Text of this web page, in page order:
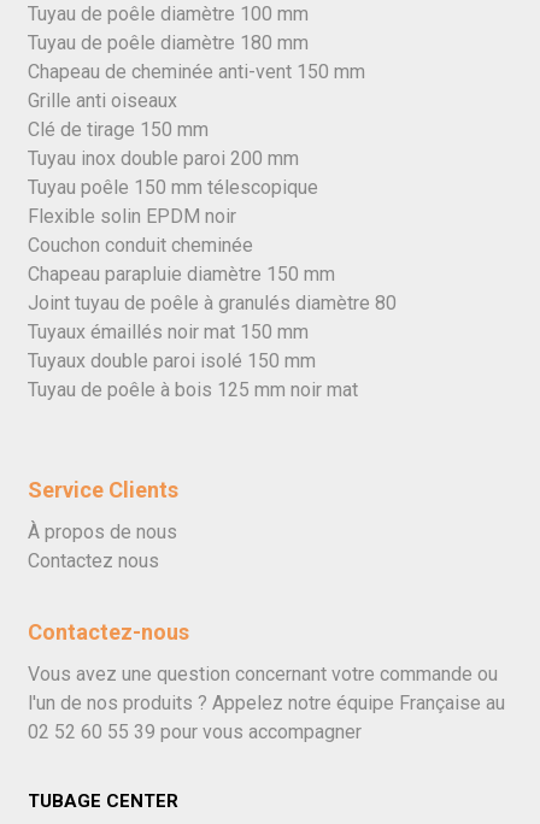
Tuyau de poêle diamètre 100 mm
Tuyau de poêle diamètre 180 mm
Chapeau de cheminée anti-vent 150 mm
Grille anti oiseaux
Clé de tirage 150 mm
Tuyau inox double paroi 200 mm
Tuyau poêle 150 mm télescopique
Flexible solin EPDM noir
Couchon conduit cheminée
Chapeau parapluie diamètre 150 mm
Joint tuyau de poêle à granulés diamètre 80
Tuyaux émaillés noir mat 150 mm
Tuyaux double paroi isolé 150 mm
Tuyau de poêle à bois 125 mm noir mat
Service Clients
À propos de nous
Contactez nous
Contactez-nous
Vous avez une question concernant votre commande ou
l'un de nos produits ? Appelez notre équipe Française au
02 52 60 55 39 pour vous accompagner
TUBAGE CENTER